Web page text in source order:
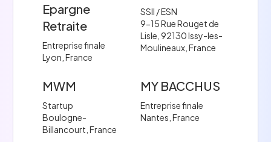
Epargne
Retraite
Entreprise finale
Lyon, France
SSII / ESN
9-15 Rue Rouget de
Lisle, 92130 Issy-les-
Moulineaux, France
MWM
Startup
Boulogne-
Billancourt, France
MY BACCHUS
Entreprise finale
Nantes, France